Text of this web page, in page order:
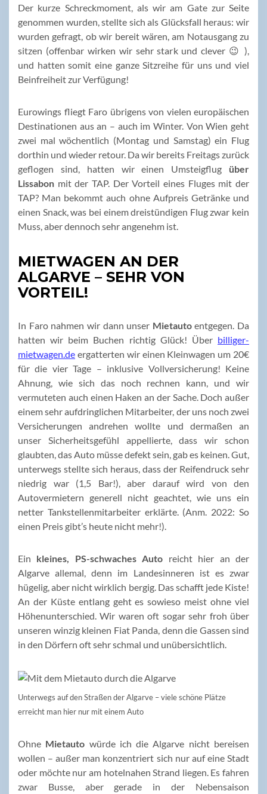
Der kurze Schreckmoment, als wir am Gate zur Seite
genommen wurden, stellte sich als Glücksfall heraus: wir
wurden gefragt, ob wir bereit wären, am Notausgang zu
sitzen (offenbar wirken wir sehr stark und clever 😉 ),
und hatten somit eine ganze Sitzreihe für uns und viel
Beinfreiheit zur Verfügung!
Eurowings fliegt Faro übrigens von vielen europäischen
Destinationen aus an – auch im Winter. Von Wien geht
zwei mal wöchentlich (Montag und Samstag) ein Flug
dorthin und wieder retour. Da wir bereits Freitags zurück
geflogen sind, hatten wir einen Umsteigflug über
Lissabon mit der TAP. Der Vorteil eines Fluges mit der
TAP? Man bekommt auch ohne Aufpreis Getränke und
einen Snack, was bei einem dreistündigen Flug zwar kein
Muss, aber dennoch sehr angenehm ist.
MIETWAGEN AN DER
ALGARVE – SEHR VON
VORTEIL!
In Faro nahmen wir dann unser Mietautoentgegen. Da
hatten wir beim Buchen richtig Glück! Über billiger-
mietwagen.de ergatterten wir einen Kleinwagen um 20€
für die vier Tage – inklusive Vollversicherung! Keine
Ahnung, wie sich das noch rechnen kann, und wir
vermuteten auch einen Haken an der Sache. Doch außer
einem sehr aufdringlichen Mitarbeiter, der uns noch zwei
Versicherungen andrehen wollte und dermaßen an
unser Sicherheitsgefühl appellierte, dass wir schon
glaubten, das Auto müsse defekt sein, gab es keinen. Gut,
unterwegs stellte sich heraus, dass der Reifendruck sehr
niedrig war (1,5 Bar!), aber darauf wird von den
Autovermietern generell nicht geachtet, wie uns ein
netter Tankstellenmitarbeiter erklärte. (Anm. 2022: So
einen Preis gibt’s heute nicht mehr!).
Ein kleines, PS-schwaches Auto reicht hier an der
Algarve allemal, denn im Landesinneren ist es zwar
hügelig, aber nicht wirklich bergig. Das schafft jede Kiste!
An der Küste entlang geht es sowieso meist ohne viel
Höhenunterschied. Wir waren oft sogar sehr froh über
unseren winzig kleinen Fiat Panda, denn die Gassen sind
in den Dörfern oft sehr schmal und unübersichtlich.
Unterwegs auf den Straßen der Algarve – viele schöne Plätze
erreicht man hier nur mit einem Auto
Ohne Mietauto würde ich die Algarve nicht bereisen
wollen – außer man konzentriert sich nur auf eine Stadt
oder möchte nur am hotelnahen Strand liegen. Es fahren
zwar Busse, aber gerade in der Nebensaison